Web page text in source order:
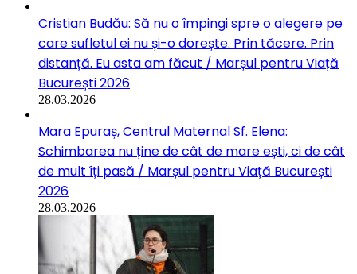
Cristian Budău: Să nu o împingi spre o alegere pe
care sufletul ei nu și-o dorește. Prin tăcere. Prin
distanță. Eu asta am făcut / Marșul pentru Viață
București 2026
28.03.2026
Mara Epuraș, Centrul Maternal Sf. Elena:
Schimbarea nu ține de cât de mare ești, ci de cât
de mult îți pasă / Marșul pentru Viață București
2026
28.03.2026